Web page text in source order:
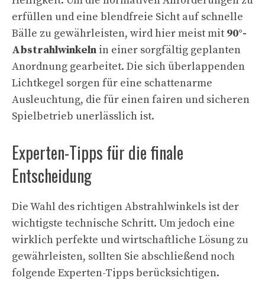
erfüllen und eine blendfreie Sicht auf schnelle
Bälle zu gewährleisten, wird hier meist mit 90°-
Abstrahlwinkeln in einer sorgfältig geplanten
Anordnung gearbeitet. Die sich überlappenden
Lichtkegel sorgen für eine schattenarme
Ausleuchtung, die für einen fairen und sicheren
Spielbetrieb unerlässlich ist.
Experten-Tipps für die finale
Entscheidung
Die Wahl des richtigen Abstrahlwinkels ist der
wichtigste technische Schritt. Um jedoch eine
wirklich perfekte und wirtschaftliche Lösung zu
gewährleisten, sollten Sie abschließend noch
folgende Experten-Tipps berücksichtigen.